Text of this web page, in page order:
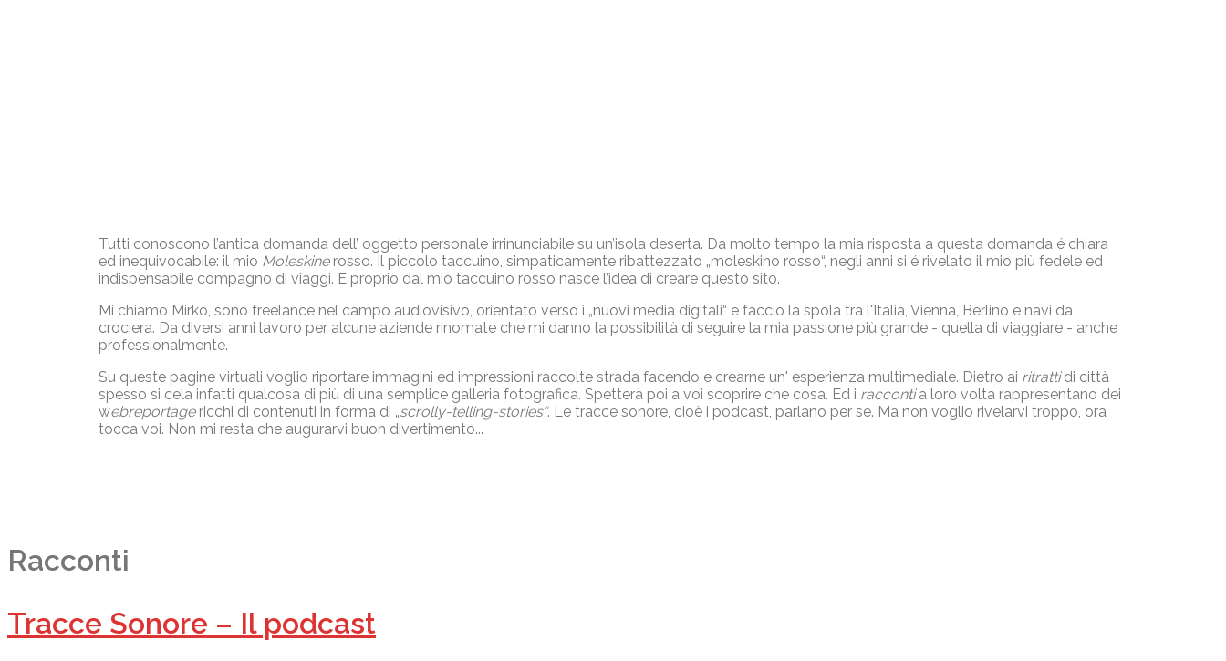
Tutti conoscono l’antica domanda dell’ oggetto personale irrinunciabile su un’isola deserta. Da molto tempo la mia risposta a questa domanda é chiara
ed inequivocabile: il mio Moleskine rosso. Il piccolo taccuino, simpaticamente ribattezzato „moleskino rosso“, negli anni si é rivelato il mio più fedele ed
indispensabile compagno di viaggi. E proprio dal mio taccuino rosso nasce l’idea di creare questo sito.
Mi chiamo Mirko, sono freelance nel campo audiovisivo, orientato verso i „nuovi media digitali“ e faccio la spola tra l'Italia, Vienna, Berlino e navi da
crociera. Da diversi anni lavoro per alcune aziende rinomate che mi danno la possibilità di seguire la mia passione più grande - quella di viaggiare - anche
professionalmente.
Su queste pagine virtuali voglio riportare immagini ed impressioni raccolte strada facendo e crearne un' esperienza multimediale. Dietro ai ritrattidi città
spesso si cela infatti qualcosa di più di una semplice galleria fotografica. Spetterà poi a voi scoprire che cosa. Ed i raccontia loro volta rappresentano dei
webreportage ricchi di contenuti in forma di „scrolly-telling-stories“. Le tracce sonore, cioè i podcast, parlano per se. Ma non voglio rivelarvi troppo, ora
tocca voi. Non mi resta che augurarvi buon divertimento...
Racconti
Tracce Sonore – Il podcast